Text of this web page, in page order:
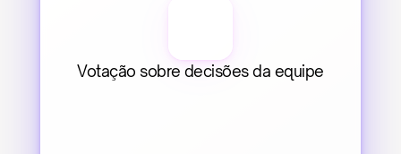
Votação sobre decisões da equipe